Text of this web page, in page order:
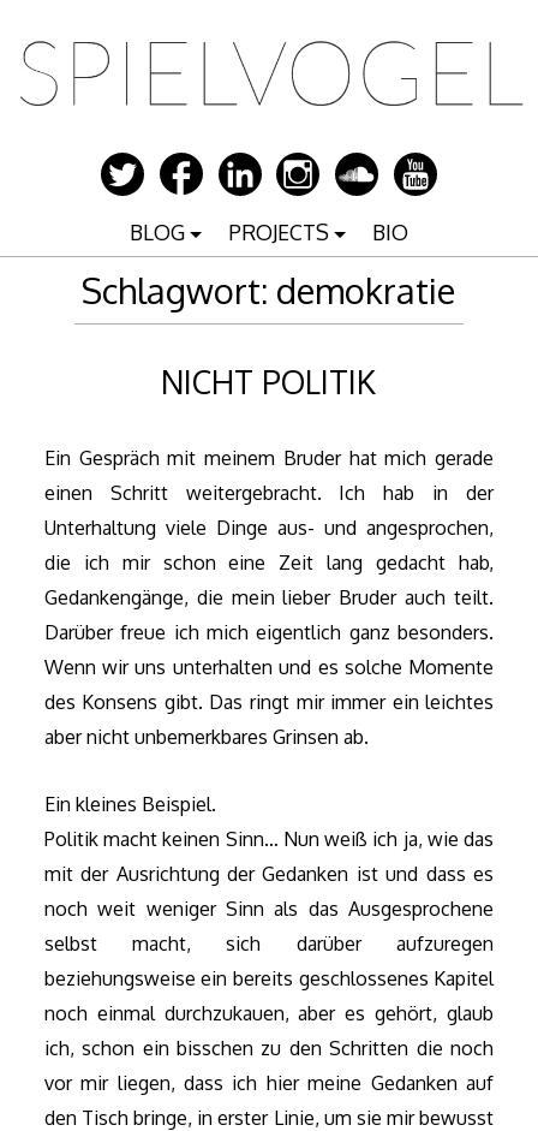
Inhalt
springen
BLOG PROJECTS BIO
Schlagwort: demokratie
NICHT POLITIK
Ein Gespräch mit meinem Bruder hat mich gerade
einen Schritt weitergebracht. Ich hab in der
Unterhaltung viele Dinge aus- und angesprochen,
die ich mir schon eine Zeit lang gedacht hab,
Gedankengänge, die mein lieber Bruder auch teilt.
Darüber freue ich mich eigentlich ganz besonders.
Wenn wir uns unterhalten und es solche Momente
des Konsens gibt. Das ringt mir immer ein leichtes
aber nicht unbemerkbares Grinsen ab.
Ein kleines Beispiel.
Politik macht keinen Sinn… Nun weiß ich ja, wie das
mit der Ausrichtung der Gedanken ist und dass es
noch weit weniger Sinn als das Ausgesprochene
selbst macht, sich darüber aufzuregen
beziehungsweise ein bereits geschlossenes Kapitel
noch einmal durchzukauen, aber es gehört, glaub
ich, schon ein bisschen zu den Schritten die noch
vor mir liegen, dass ich hier meine Gedanken auf
den Tisch bringe, in erster Linie, um sie mir bewusst